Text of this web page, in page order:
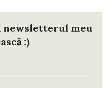
newsletterul meu
:)